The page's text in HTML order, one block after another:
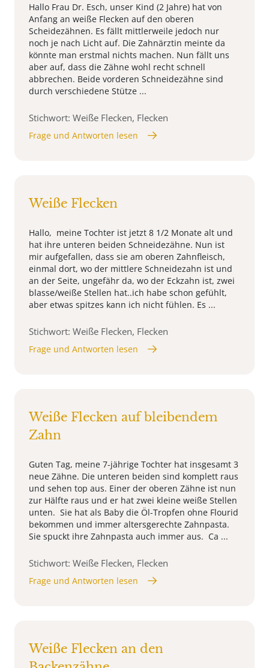
Hallo Frau Dr. Esch, unser Kind (2 Jahre) hat von
Anfang an weiße Flecken auf den oberen
Scheidezähnen. Es fällt mittlerweile jedoch nur
noch je nach Licht auf. Die Zahnärztin meinte da
könnte man erstmal nichts machen. Nun fällt uns
aber auf, dass die Zähne wohl recht schnell
abbrechen. Beide vorderen Schneidezähne sind
durch verschiedene Stütze ...
Stichwort: Weiße Flecken, Flecken
Frage und Antworten lesen
Weiße Flecken
Hallo, meine Tochter ist jetzt 8 1/2 Monate alt und
hat ihre unteren beiden Schneidezähne. Nun ist
mir aufgefallen, dass sie am oberen Zahnfleisch,
einmal dort, wo der mittlere Schneidezahn ist und
an der Seite, ungefähr da, wo der Eckzahn ist, zwei
blasse/weiße Stellen hat..ich habe schon gefühlt,
aber etwas spitzes kann ich nicht fühlen. Es ...
Stichwort: Weiße Flecken, Flecken
Frage und Antworten lesen
Weiße Flecken auf bleibendem
Zahn
Guten Tag, meine 7-jährige Tochter hat insgesamt 3
neue Zähne. Die unteren beiden sind komplett raus
und sehen top aus. Einer der oberen Zähne ist nun
zur Hälfte raus und er hat zwei kleine weiße Stellen
unten. Sie hat als Baby die Öl-Tropfen ohne Flourid
bekommen und immer altersgerechte Zahnpasta.
Sie spuckt ihre Zahnpasta auch immer aus. Ca ...
Stichwort: Weiße Flecken, Flecken
Frage und Antworten lesen
Weiße Flecken an den